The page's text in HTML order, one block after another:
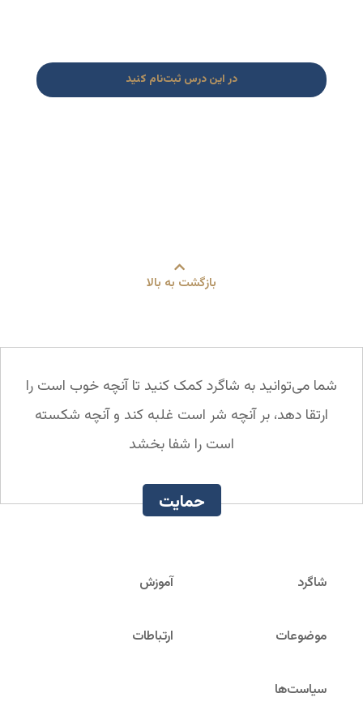
در این درس ثبت‌نام کنید
بازگشت به بالا
شما می‌توانید به شاگرد کمک کنید تا آنچه خوب است را
ارتقا دهد، بر آنچه شر است غلبه کند و آنچه شکسته
است را شفا بخشد
حمایت